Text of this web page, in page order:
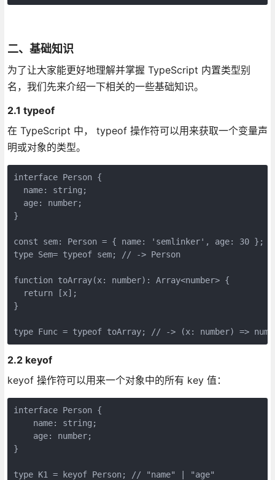
二、基础知识
为了让大家能更好地理解并掌握 TypeScript 内置类型别
名，我们先来介绍一下相关的一些基础知识。
2.1 typeof
在 TypeScript 中， typeof 操作符可以用来获取一个变量声
明或对象的类型。
interface Person {
  name: string;
  age: number;
}
const sem: Person = { name: 'semlinker', age: 30 };
type Sem= typeof sem; // -> Person
function toArray(x: number): Array<number> {
  return [x];
}
2.2 keyof
keyof 操作符可以用来一个对象中的所有 key 值：
interface Person {
    name: string;
    age: number;
}
type K1 = keyof Person; // "name" | "age"